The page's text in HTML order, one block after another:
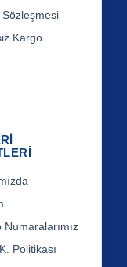
Sözleşmesi
Kargo
Numaralarımız
Politikası